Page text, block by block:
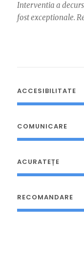
Interventia a
fost exceptionale.
ACCESIBILITATE
COMUNICARE
ACURATEȚE
RECOMANDARE